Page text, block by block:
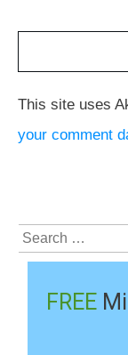
This site uses
your comment
Search
for:
FREE